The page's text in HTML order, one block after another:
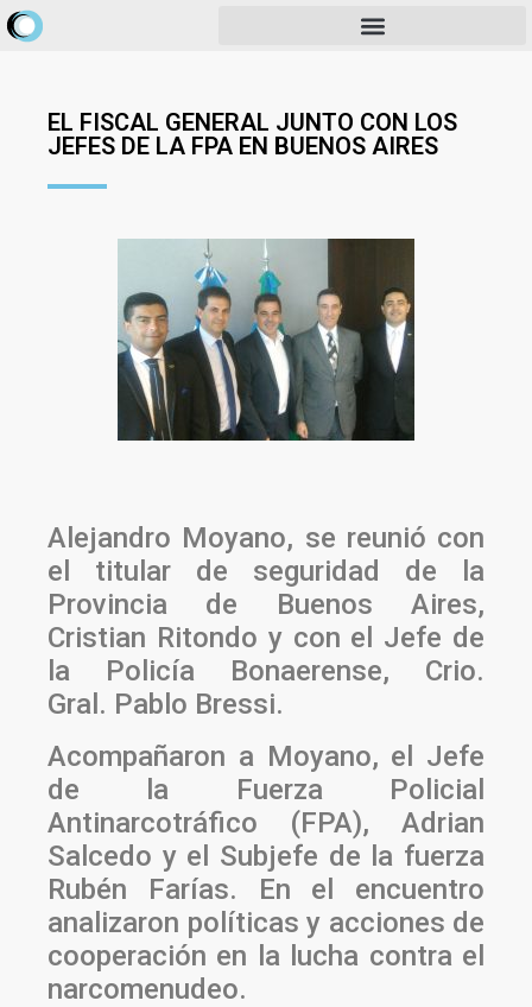
EL FISCAL GENERAL JUNTO CON LOS
JEFES DE LA FPA EN BUENOS AIRES
Alejandro Moyano, se reunió con
el titular de seguridad de la
Provincia de Buenos Aires,
Cristian Ritondo y con el Jefe de
la Policía Bonaerense, Crio.
Gral. Pablo Bressi.
Acompañaron a Moyano, el Jefe
de la Fuerza Policial
Antinarcotráfico (FPA), Adrian
Salcedo y el Subjefe de la fuerza
Rubén Farías. En el encuentro
analizaron políticas y acciones de
cooperación en la lucha contra el
narcomenudeo.